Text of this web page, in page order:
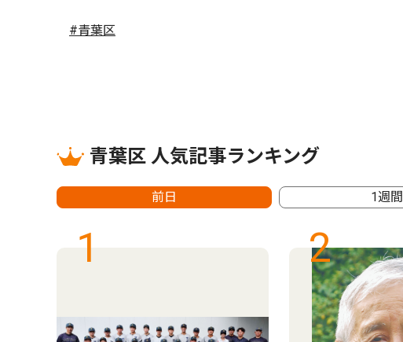
#青葉区
青葉区 人気記事ランキング
前日 1週間
1 2